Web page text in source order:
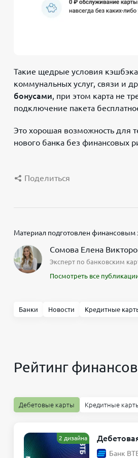
Такие щедрые условия
коммунальных услуг, связи и
бонусами, при этом карта не
подключение пакета
Это хорошая возможность для
нового банка без финансовых
Поделиться
Материал подготовлен финансовым
Сомова Елена
Эксперт по банковским
Посмотреть все
Банки Новости Кредитные
Рейтинг
Дебетовые карты Кредитные
2 дизайна
Банк